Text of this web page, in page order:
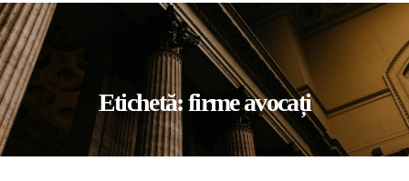
Etichetă:firme avocați